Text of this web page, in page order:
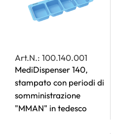
Art.N.: 100.140.001
MediDispenser 140,
stampato con periodi di
somministrazione
"MMAN" in tedesco